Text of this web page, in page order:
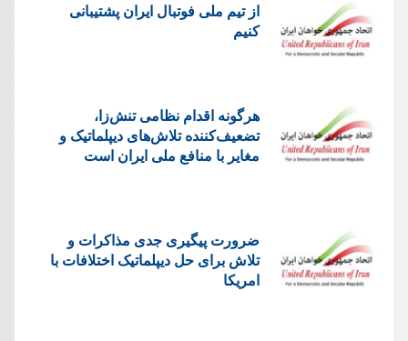
از تیم ملی فوتبال ایران پشتیبانی
کنیم
هرگونه اقدام نظامی تنش‌زا،
تضعیف‌کننده تلاش‌های دیپلماتیک و
مغایر با منافع ملی ایران است
ضرورت پیگیری جدی مذاکرات و
تلاش برای حل دیپلماتیک اختلافات با
امریکا